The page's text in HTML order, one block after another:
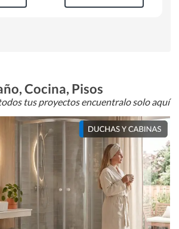
Cocina, Pisos
tus proyectos encuentralo solo aquí